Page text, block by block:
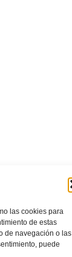
las cookies para
de estas
de navegación o las
puede